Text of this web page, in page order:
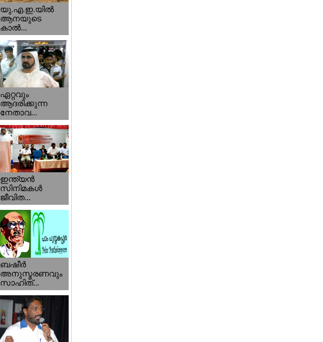
യു.എ.ഇ.യില്‍
ആനയുടെ
കാല്‍...
ഏറ്റവും
ആദരിക്കുന്ന
നേതാവ...
ഇന്ത്യന്‍
സിനിമകള്‍
ജീവിത...
ബഷീര്‍
അനുസ്മരണവും
സാഹിത്...